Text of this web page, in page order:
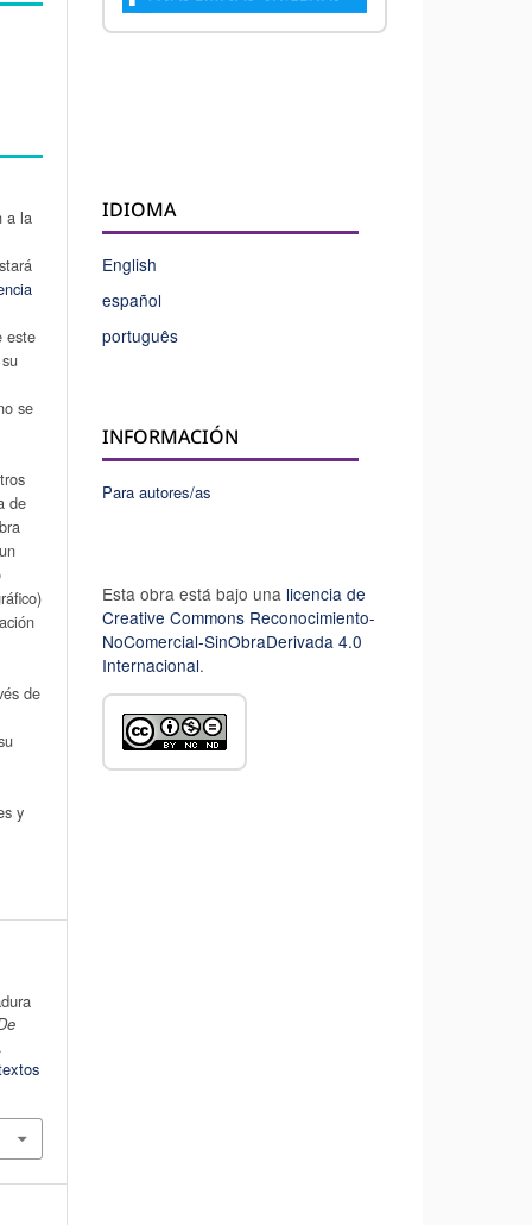
a la
este
se
de
de
y
IDIOMA
English
español
português
INFORMACIÓN
Para autores/as
Esta obra está bajo una licencia de
Creative Commons Reconocimiento-
NoComercial-SinObraDerivada 4.0
Internacional.